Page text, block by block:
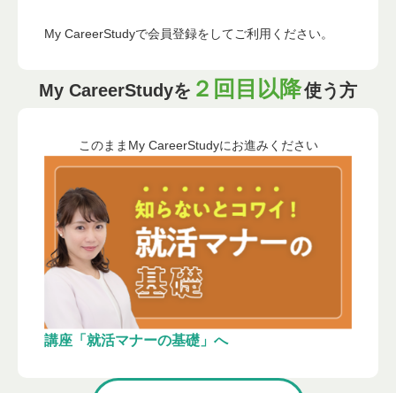
My CareerStudyで会員登録をしてご利用ください。
My CareerStudyを ２回目以降使う方
このままMy CareerStudyにお進みください
講座「就活マナーの基礎」へ